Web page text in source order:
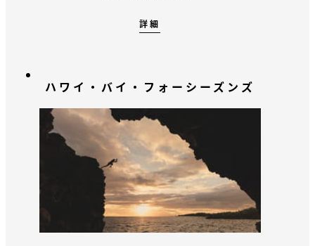
詳細
ハワイ・バイ・フォーシーズンズ